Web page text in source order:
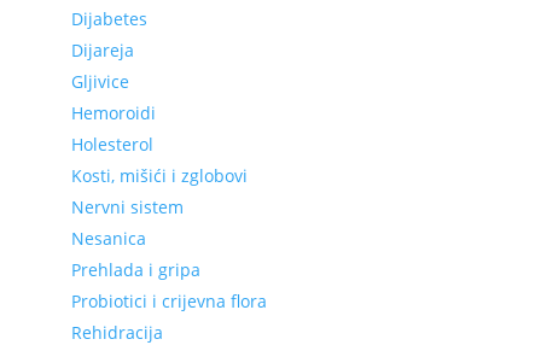
Dijabetes
Dijareja
Gljivice
Hemoroidi
Holesterol
Kosti, mišići i zglobovi
Nervni sistem
Nesanica
Prehlada i gripa
Probiotici i crijevna flora
Rehidracija